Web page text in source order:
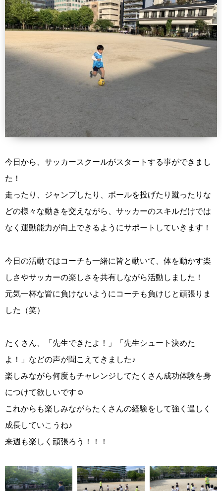
今日から、サッカースクールがスタートする事ができまし
た！
走ったり、ジャンプしたり、ボールを投げたり蹴ったりな
どの様々な動きを交えながら、サッカーのスキルだけでは
なく運動能力が向上できるようにサポートしていきます！
今日の活動ではコーチも一緒に皆と動いて、体を動かす楽
しさやサッカーの楽しさを共有しながら活動しました！
元気一杯な皆に負けないようにコーチも負けじと頑張りま
した（笑）
たくさん、「先生できたよ！」「先生シュート決めた
よ！」などの声が聞こえてきました♪
楽しみながら何度もチャレンジしてたくさん成功体験を身
につけて欲しいです☺︎
これからも楽しみながらたくさんの経験をして強く逞しく
成長していこうね♪
来週も楽しく頑張ろう！！！